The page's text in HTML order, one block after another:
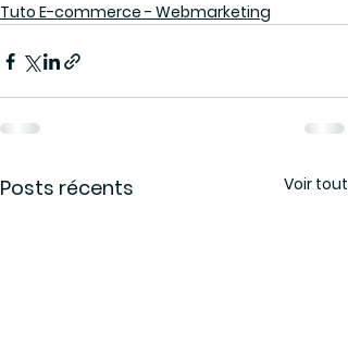
Tuto E-commerce - Webmarketing
Posts récents Voir tout